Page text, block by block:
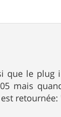
que le
mais